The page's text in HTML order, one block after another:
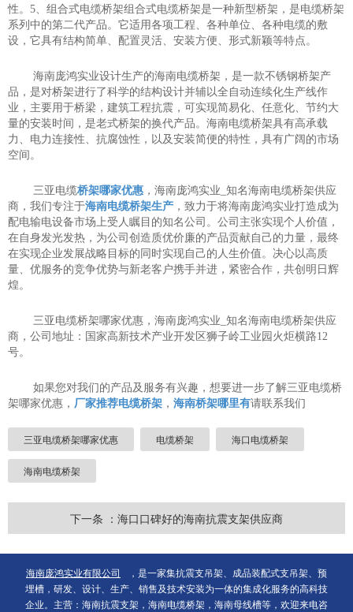
性。5、组合式电缆桥架组合式电缆桥架是一种新型桥架，是电缆桥架
系列中的第二代产品。它适用各项工程、各种单位、各种电缆的敷
设，它具有结构简单、配置灵活、安装方便、形式新颖等特点。
海南庞鸿实业设计生产的海南电缆桥架，是一款不锈钢桥架产
品，是对桥架进行了科学的结构设计并辅以全自动连续化生产线作
业，主要用于桥梁，建筑工程抗震，可实现简易化、任意化、节约大
量的安装时间，是老式桥架的换代产品。海南电缆桥架具有高承载
力、电力连接性、抗腐蚀性，以及安装简便的特性，具有广阔的市场
空间。
三亚电缆桥架哪家优惠 ，海南庞鸿实业_知名海南电缆桥架供应
商，我们专注于海南电缆桥架生产 ，致力于将海南庞鸿实业打造成为
配电输电设备市场上受人瞩目的知名公司。公司主张实现个人价值，
在自身发光发热，为公司创造质优价廉的产品贡献自己的力量，最终
在实现企业发展战略目标的同时实现自己的人生价值。决心以高质
量、优服务的竞争优势与新老客户携手并进，紧密合作，共创明日辉
煌。
三亚电缆桥架哪家优惠，海南庞鸿实业_知名海南电缆桥架供应
商，公司地址：国家高新技术产业开发区狮子岭工业园火炬横路12
号。
如果您对我们的产品及服务有兴趣，想要进一步了解三亚电缆桥
架哪家优惠， 厂家推荐电缆桥架 ， 海南桥架哪里有请联系我们
三亚电缆桥架哪家优惠 电缆桥架 海口电缆桥架
海南电缆桥架
下一条 ：海口口碑好的海南抗震支架供应商
海南庞鸿实业有限公司
，是一家集抗震支吊架、成品装配式支吊架、预
埋槽，研发、设计、生产、销售及技术安装为一体的集成化服务的高科技
企业。主营：海南抗震支架，海南电缆桥架，海南母线槽等，欢迎来电咨